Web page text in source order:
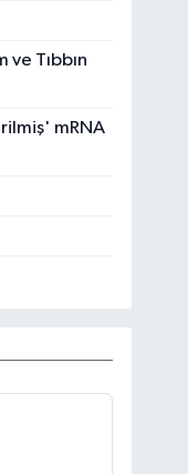
Tıbbın
mRNA